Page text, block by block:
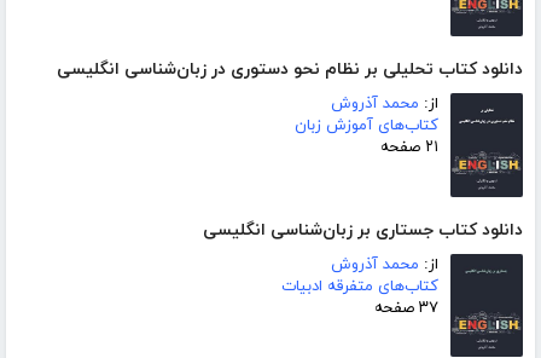
دانلود کتاب تحلیلی بر نظام نحو دستوری در زبان‌شناسی انگلیسی
از: محمد آذروش
کتاب‌های آموزش زبان
۲۱ صفحه
دانلود کتاب جستاری بر زبان‌شناسی انگلیسی
از: محمد آذروش
کتاب‌های متفرقه ادبیات
۳۷ صفحه